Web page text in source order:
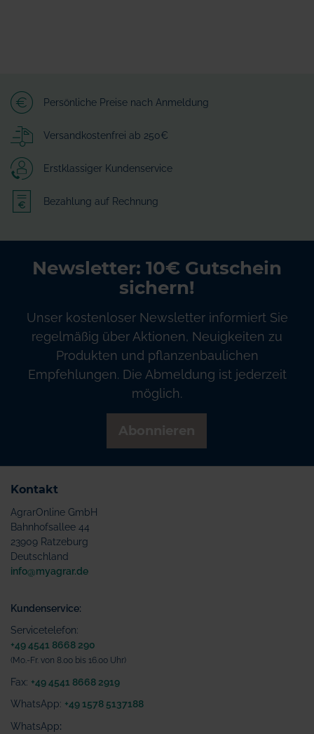
Persönliche Preise nach Anmeldung
Versandkostenfrei ab 250€
Erstklassiger Kundenservice
Bezahlung auf Rechnung
Newsletter: 10€ Gutschein
sichern!
Unser kostenloser Newsletter informiert Sie
regelmäßig über Aktionen, Neuigkeiten zu
Produkten und pflanzenbaulichen
Empfehlungen. Die Abmeldung ist jederzeit
möglich.
Kontakt
AgrarOnline GmbH
Bahnhofsallee 44
23909 Ratzeburg
Deutschland
info@myagrar.de
Kundenservice:
Servicetelefon:
+49 4541 8668 290
(Mo.-Fr. von 8.00 bis 16.00 Uhr)
Fax: +49 4541 8668 2919
WhatsApp: +49 1578 5137188
WhatsApp: